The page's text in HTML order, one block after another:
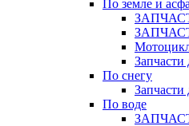
По земле и
Запчасти
По снегу
Запчасти
По воде